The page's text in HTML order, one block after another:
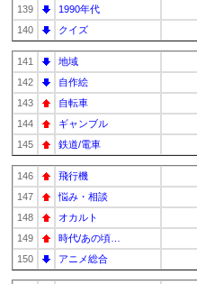
139
1990年代
140
クイズ
141 地域
142
自作絵
143
自転車
144
ギャンブル
145
鉄道/電車
146 飛行機
147
悩み・相談
148
オカルト
149
時代/あの頃…
150
アニメ総合